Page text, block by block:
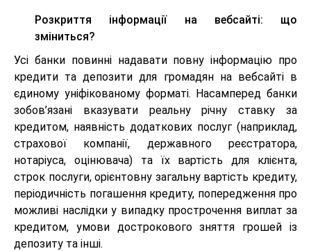
Розкриття інформації на вебсайті: що
зміниться?
Усі банки повинні надавати повну інформацію про
кредити та депозити для громадян на вебсайті в
єдиному уніфікованому форматі. Насамперед банки
зобов’язані вказувати реальну річну ставку за
кредитом, наявність додаткових послуг (наприклад,
страхової компанії, державного реєстратора,
нотаріуса, оцінювача) та їх вартість для клієнта,
строк послуги, орієнтовну загальну вартість кредиту,
періодичність погашення кредиту, попередження про
можливі наслідки у випадку прострочення виплат за
кредитом, умови дострокового зняття грошей із
депозиту та інші.